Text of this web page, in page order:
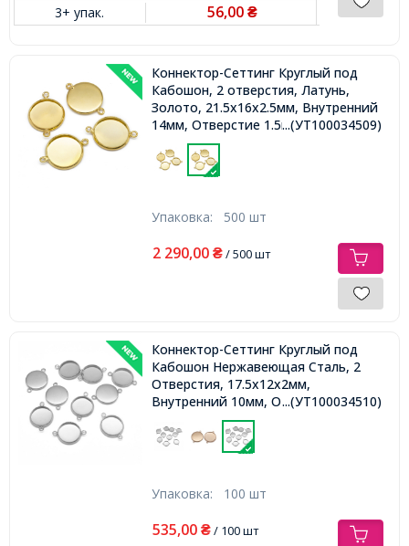
3+ упак. 56,00₴
Коннектор-Сеттинг Круглый под
Кабошон, 2 отверстия, Латунь,
Золото, 21.5x16x2.5мм, Внутренний
14мм, Отверстие 1.5мм,...(УТ100034509)
Упаковка: 500 шт
2 290,00 ₴/ 500 шт
Коннектор-Сеттинг Круглый под
Кабошон Нержавеющая Сталь, 2
Отверстия, 17.5x12x2мм,
Внутренний 10мм, Отверстие 2мм,
...(УТ100034510)
Упаковка: 100 шт
535,00 ₴/ 100 шт